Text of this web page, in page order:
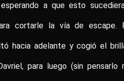
a que esto
cortarle la vía de escape.
hacia adelante y cogió el
para luego (sin pensarlo